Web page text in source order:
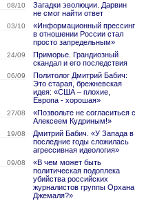
08/10
Загадки эволюции. Дарвин
не смог найти ответ
03/10
«Информационный прессинг
в отношении России стал
просто запредельным»
24/09
Приморье. Грандиозный
скандал и его последствия
06/09
Политолог Дмитрий Бабич:
Это старая, брежневская
идея: «США – плохие,
Европа - хорошая»
27/08
«Позвольте не согласиться с
Алексеем Кудриным!»
19/08
Дмитрий Бабич. «У Запада в
последние годы сложилась
агрессивная идеология»
09/08
«В чем может быть
политическая подоплека
убийства российских
журналистов группы Орхана
Джемаля?»